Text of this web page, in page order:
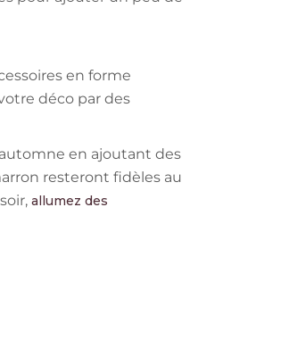
en forme
déco par des
en ajoutant des
resteront fidèles au
allumez des